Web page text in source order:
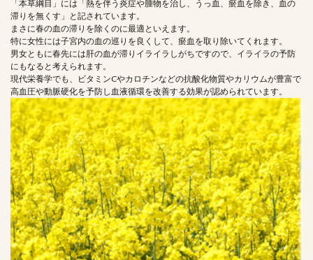
「本草綱目」には「熱を伴う炎症や腫物を治し、うっ血、瘀血を除き、血の
滞りを無くす」と記されています。
まさに春の血の滞りを除くのに最適といえます。
特に女性には子宮内の血の巡りを良くして、瘀血を取り除いてくれます。
男女ともに春先には肝の血が滞りイライラしがちですので、イライラの予防
にもなると考えられます。
現代栄養学でも、ビタミンCやカロチンなどの抗酸化物質やカリウムが豊富で
高血圧や動脈硬化を予防し血液循環を改善する効果が認められています。